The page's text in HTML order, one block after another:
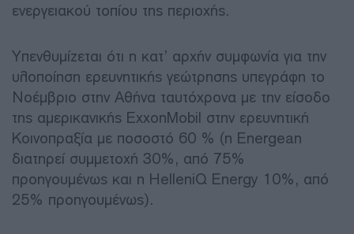
ενεργειακού τοπίου της περιοχής.
Υπενθυμίζεται ότι η κατ’ αρχήν συμφωνία για την
υλοποίηση ερευνητικής γεώτρησης υπεγράφη το
Νοέμβριο στην Αθήνα ταυτόχρονα με την είσοδο
της αμερικανικής ExxonMobil στην ερευνητική
Κοινοπραξία με ποσοστό 60 % (η Energean
διατηρεί συμμετοχή 30%, από 75%
προηγουμένως και η HelleniQ Energy 10%, από
25% προηγουμένως).